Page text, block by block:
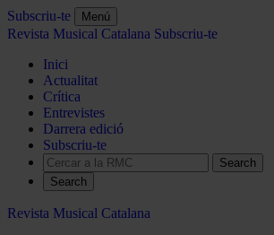
Subscriu-te Menú
Revista Musical Catalana Subscriu-te
Inici
Actualitat
Crítica
Entrevistes
Darrera edició
Subscriu-te
Search
Revista Musical Catalana